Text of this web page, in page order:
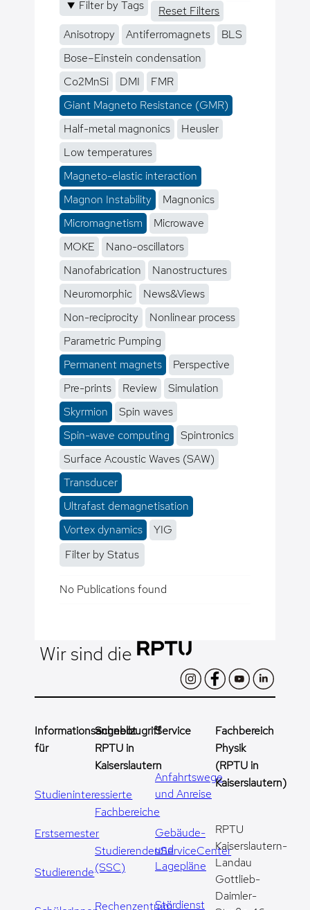
Filter by Tags
Reset Filters
Anisotropy
Antiferromagnets
BLS
Bose–Einstein condensation
Co2MnSi
DMI
FMR
Giant Magneto Resistance (GMR)
Half-metal magnonics
Heusler
Low temperatures
Magneto-elastic interaction
Magnon Instability
Magnonics
Micromagnetism
Microwave
MOKE
Nano-oscillators
Nanofabrication
Nanostructures
Neuromorphic
News&Views
Non-reciprocity
Nonlinear process
Parametric Pumping
Permanent magnets
Perspective
Pre-prints
Review
Simulation
Skyrmion
Spin waves
Spin-wave computing
Spintronics
Surface Acoustic Waves (SAW)
Transducer
Ultrafast demagnetisation
Vortex dynamics
YIG
Filter by Status
No Publications found
Wir sind die
Informationsangebot
für
Studieninteressierte
Erstsemester
Studierende
Schnellzugriff
RPTU in
Kaiserslautern
Fachbereiche
StudierendenServiceCenter
(SSC)
Rechenzentrum
Service
Anfahrtswege
und Anreise
Gebäude-
und
Lagepläne
Stördienst
Fachbereich
Physik
(RPTU in
Kaiserslautern)
RPTU
Kaiserslautern-
Landau
Gottlieb-
Daimler-